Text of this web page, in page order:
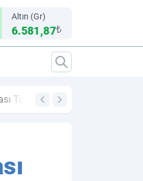
Altın (Gr)
6.581,87₺
00:12